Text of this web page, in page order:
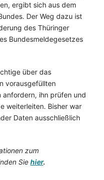
ergibt sich aus dem
Der Weg dazu ist
des Thüringer
Bundesmeldegesetzes
über das
vorausgefüllten
anfordern, ihn prüfen und
weiterleiten. Bisher war
Daten ausschließlich
zum
Sie hier.